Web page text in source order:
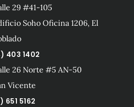
29 #41-105
Soho Oficina 1206, El
403 1402
26 Norte #5 AN-50
Vicente
651 5162